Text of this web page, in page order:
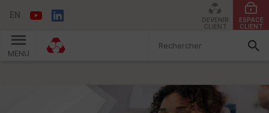
EN
DEVENIR
CLIENT
ESPACE
CLIENT
MENU